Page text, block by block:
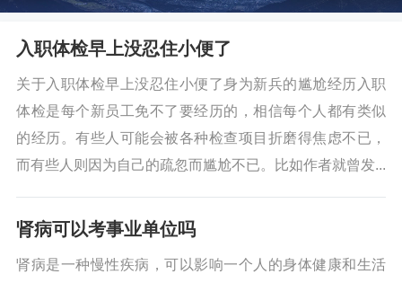
入职体检早上没忍住小便了
关于入职体检早上没忍住小便了身为新兵的尴尬经历入职
体检是每个新员工免不了要经历的，相信每个人都有类似
的经历。有些人可能会被各种检查项目折磨得焦虑不已，
而有些人则因为自己的疏忽而尴尬不已。比如作者就曾发...
肾病可以考事业单位吗
肾病是一种慢性疾病，可以影响一个人的身体健康和生活